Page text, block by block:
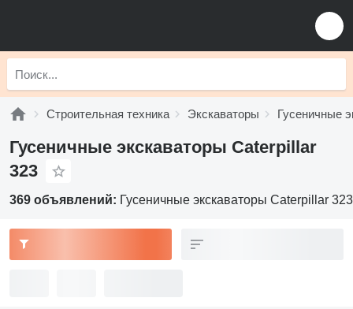
Строительная техника Экскаваторы Гусеничные
Гусеничные экскаваторы Caterpillar
323
369 объявлений: Гусеничные экскаваторы Caterpillar 323